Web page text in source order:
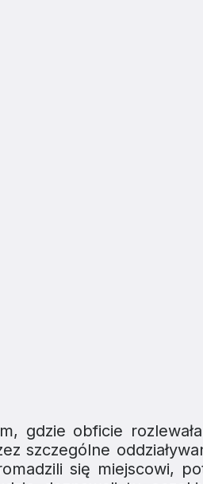
gdzie obficie
szczególne
się miejscowi,